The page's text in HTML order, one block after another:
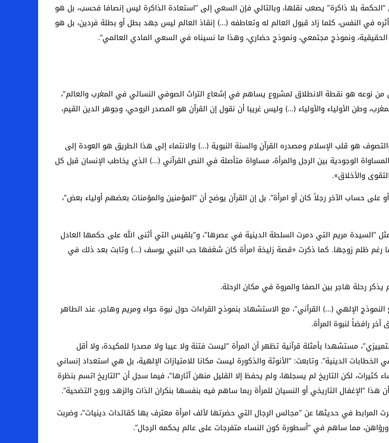
بلا ذاكرة” يصعب نقلها، وبالتالي فإن السعي إلى “استعادة الذاكرة ليس إنصافا فحسب، بل هو
في النفس، كلما زاد قبول العالم له وتعاطفه (…) إنقاذ العالم ليس جهد بطل أو بطلة فردين، بل هو
ونموذج مجتمعي، ونموذج حضاري، وهذا ما نسيناه في السعي المادي العالمي”.
من نوعه هو نقطة الانطلاق لمشروع يساهم في إشعاع التراث الصوفي النسائي في المغرب والعالم”،
وطن الأولياء والأولياء (…) وليس غريبا أن نقول إن القرآن هو المصدر الروحي، وجوهر الدين القيم،
هو قلب الإسلام ومصدره القرآن والسنة النبوية (…) والانتماء إلى هذا الطريق هو العودة إلى
الوجودية بين الرجل والمرأة، مساواة متأصلة في النص القرآني (…) الذي يخاطب الإنسان قبل كل
والأخلاق».
حساب الآخر رجلاً كان أو امرأة”. بل إن القرآن يوضح أن “المؤمنين والمؤمنات بعضهم أولياء بعض”،
“السيدة مريم التي دمرت السلطة الدينية في عصرها”، و”بلقيس التي أثنى الله على حكمها العادل
رغم ظلم زوجها. كما ذكرت «قصة زليخة امرأة كان شغفها حب النبي يوسف (…) وتابت بعد ذلك في
رحلة هاجر بين الصفا والمروة في مكان الرحلة.
النموذج الإلهي (…) القرآني”، مع الاستشهاد بنموذج القراءات حول نبوة حواء ومريم وهاجر، عند الطاهر
رافضاً لنبوة المرأة.
مستشهدا بأمثلة قرآنية تظهر أن المرأة “ليست فتنة ولا عيبا ولا مصدرا للمكيدة، ولا أقل
الدينية”. وتابعت: “الأنوثة والذكورة ليست مكانا للامتيازات الإلهية، بل هي استعداد إنساني
كثيرات، لكن التاريخ لم يسجلها، ولم يحفظ إلا القليل منهن آثارها”، فيما سجل أن “التاريخ اتسم بنظرة
هذا “الإغفال التاريخي أو النسيان للمرأة ربما ساهم فيه بنفسها بنكران الذات والزهد وروح التضحية”.
المرابط في حديثها عن “مجالس الرجال التي حضرتها لألف امرأة معترف بها كقائدات دينيات”، وضربت
مما ساهم في “أسطورة كون النساء متفرجات على عالم يحكمه الرجال”.